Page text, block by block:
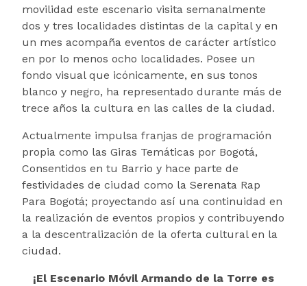
movilidad este escenario visita semanalmente
dos y tres localidades distintas de la capital y en
un mes acompaña eventos de carácter artístico
en por lo menos ocho localidades. Posee un
fondo visual que icónicamente, en sus tonos
blanco y negro, ha representado durante más de
trece años la cultura en las calles de la ciudad.
Actualmente impulsa franjas de programación
propia como las Giras Temáticas por Bogotá,
Consentidos en tu Barrio y hace parte de
festividades de ciudad como la Serenata Rap
Para Bogotá; proyectando así una continuidad en
la realización de eventos propios y contribuyendo
a la descentralización de la oferta cultural en la
ciudad.
¡El Escenario Móvil Armando de la Torre es